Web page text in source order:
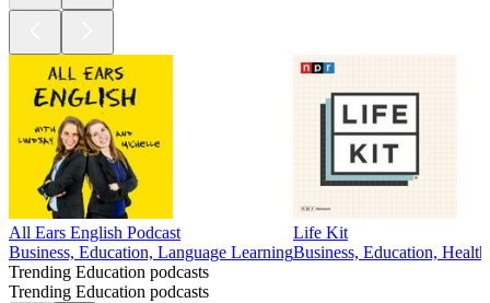
All Ears English Podcast
Business, Education, Language Learning
Life Kit
Business, Education,
Trending Education podcasts
Trending Education podcasts